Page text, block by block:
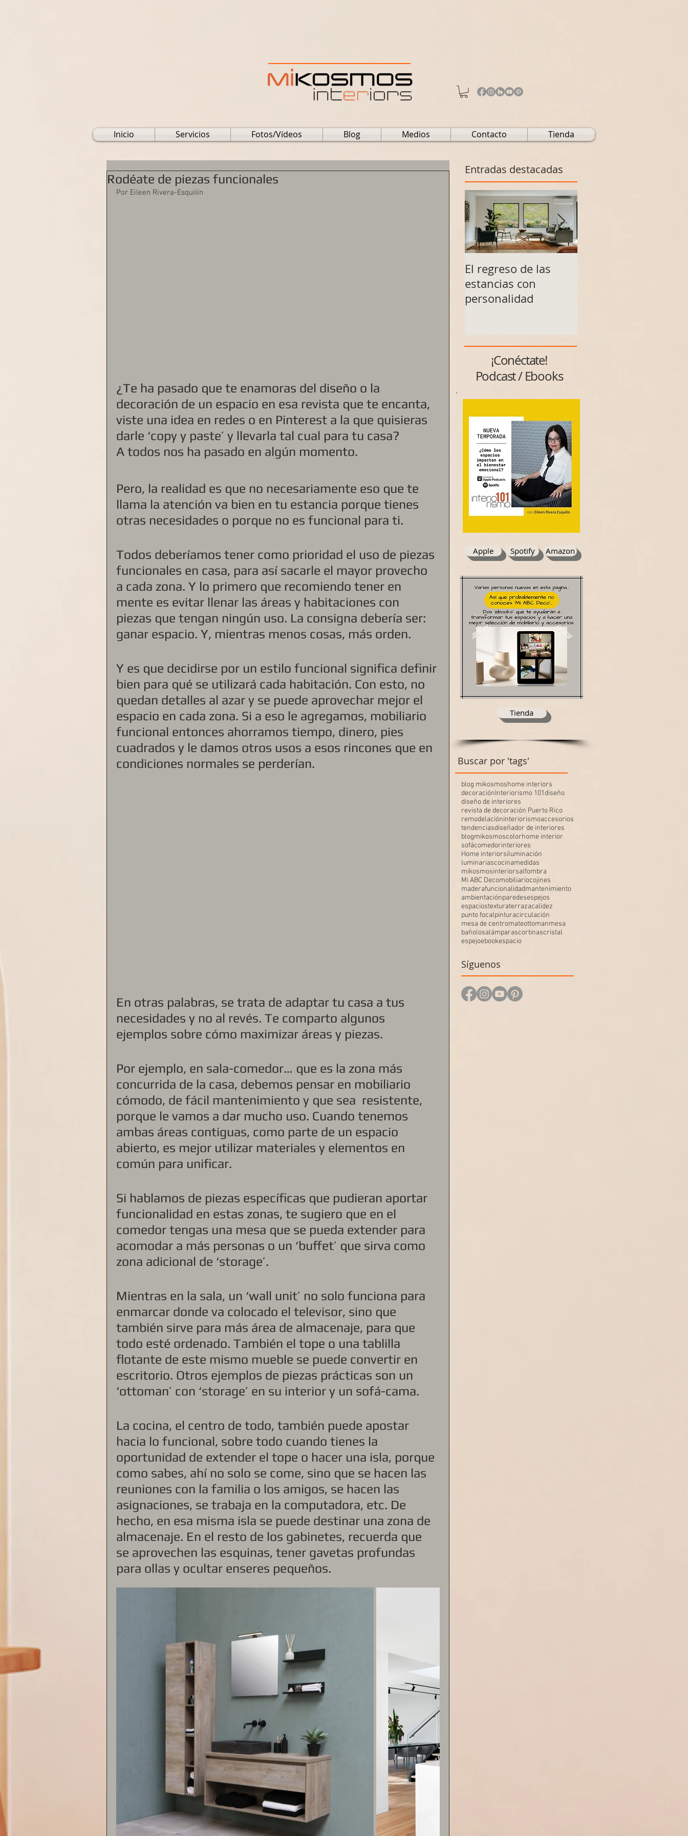
Inicio Servicios Fotos/Vídeos Blog Medios Contacto Tienda
Rodéate de piezas funcionales
Por Eileen Rivera-Esquilín
¿Te ha pasado que te enamoras del diseño o la
decoración de un espacio en esa revista que te encanta,
viste una idea en redes o en Pinterest a la que quisieras
darle ‘copy y paste’ y llevarla tal cual para tu casa?
A todos nos ha pasado en algún momento.
Pero, la realidad es que no necesariamente eso que te
llama la atención va bien en tu estancia porque tienes
otras necesidades o porque no es funcional para ti.
Todos deberíamos tener como prioridad el uso de piezas
funcionales en casa, para así sacarle el mayor provecho
a cada zona. Y lo primero que recomiendo tener en
mente es evitar llenar las áreas y habitaciones con
piezas que tengan ningún uso. La consigna debería ser:
ganar espacio. Y, mientras menos cosas, más orden.
Y es que decidirse por un estilo funcional significa definir
bien para qué se utilizará cada habitación. Con esto, no
quedan detalles al azar y se puede aprovechar mejor el
espacio en cada zona. Si a eso le agregamos, mobiliario
funcional entonces ahorramos tiempo, dinero, pies
cuadrados y le damos otros usos a esos rincones que en
condiciones normales se perderían.
En otras palabras, se trata de adaptar tu casa a tus
necesidades y no al revés. Te comparto algunos
ejemplos sobre cómo maximizar áreas y piezas.
Por ejemplo, en sala-comedor… que es la zona más
concurrida de la casa, debemos pensar en mobiliario
cómodo, de fácil mantenimiento y que sea  resistente,
porque le vamos a dar mucho uso. Cuando tenemos
ambas áreas contiguas, como parte de un espacio
abierto, es mejor utilizar materiales y elementos en
común para unificar.
Si hablamos de piezas específicas que pudieran aportar
funcionalidad en estas zonas, te sugiero que en el
comedor tengas una mesa que se pueda extender para
acomodar a más personas o un ‘buffet’ que sirva como
zona adicional de ‘storage’.
Mientras en la sala, un ‘wall unit’ no solo funciona para
enmarcar donde va colocado el televisor, sino que
también sirve para más área de almacenaje, para que
todo esté ordenado. También el tope o una tablilla
flotante de este mismo mueble se puede convertir en
escritorio. Otros ejemplos de piezas prácticas son un
‘ottoman’ con ‘storage’ en su interior y un sofá-cama.
La cocina, el centro de todo, también puede apostar
hacia lo funcional, sobre todo cuando tienes la
oportunidad de extender el tope o hacer una isla, porque
como sabes, ahí no solo se come, sino que se hacen las
reuniones con la familia o los amigos, se hacen las
asignaciones, se trabaja en la computadora, etc. De
hecho, en esa misma isla se puede destinar una zona de
almacenaje. En el resto de los gabinetes, recuerda que
se aprovechen las esquinas, tener gavetas profundas
para ollas y ocultar enseres pequeños.
Entradas destacadas
El regreso de las
estancias con
personalidad
¡Conéctate!
Podcast / Ebooks
Apple Spotify Amazon
Tienda
Buscar por 'tags'
blog mikosmoshome interiors
decoraciónInteriorismo 101diseño
diseño de interiores
revista de decoración Puerto Rico
remodelacióninteriorismoaccesorios
tendenciasdiseñador de interiores
blogmikosmoscolorhome interior
sofácomedorinteriores
Home interiorsiluminación
luminariascocinamedidas
mikosmosinteriorsalfombra
Mi ABC Decomobiliariocojines
maderafuncionalidadmantenimiento
ambientaciónparedesespejos
espaciostexturaterrazacalidez
punto focalpinturacirculación
mesa de centromateottomanmesa
bañolosalámparascortinascristal
espejoebookespacio
Síguenos